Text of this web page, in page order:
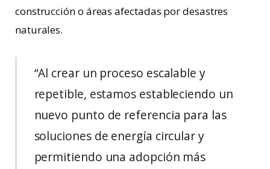
construcción o áreas afectadas por desastres
naturales.
“Al crear un proceso escalable y
repetible, estamos estableciendo un
nuevo punto de referencia para las
soluciones de energía circular y
permitiendo una adopción más